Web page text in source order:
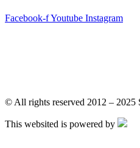
Facebook-fYoutube Instagram
© All rights reserved 2012 –
This websited is powered by